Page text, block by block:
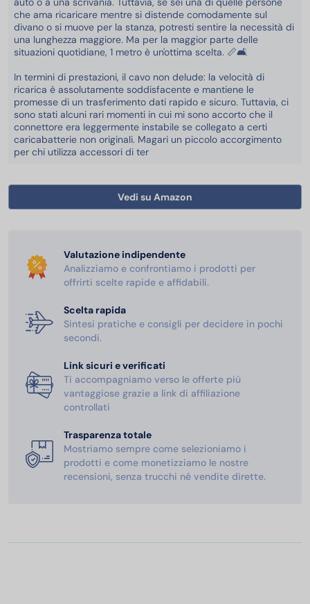
che ama ricaricare mentre si distende comodamente sul
divano o si muove per la stanza, potresti sentire la necessità di
una lunghezza maggiore. Ma per la maggior parte delle
situazioni quotidiane, 1 metro è un'ottima scelta. 📏🛋️
In termini di prestazioni, il cavo non delude: la velocità di
ricarica è assolutamente soddisfacente e mantiene le
promesse di un trasferimento dati rapido e sicuro. Tuttavia, ci
sono stati alcuni rari momenti in cui mi sono accorto che il
connettore era leggermente instabile se collegato a certi
caricabatterie non originali. Magari un piccolo accorgimento
per chi utilizza accessori di ter
Vedi su Amazon
Valutazione indipendente
Analizziamo e confrontiamo i prodotti per
offrirti scelte rapide e affidabili.
Scelta rapida
Sintesi pratiche e consigli per decidere in pochi
secondi.
Link sicuri e verificati
Ti accompagniamo verso le offerte più
vantaggiose grazie a link di affiliazione
controllati
Trasparenza totale
Mostriamo sempre come selezioniamo i
prodotti e come monetizziamo le nostre
recensioni, senza trucchi né vendite dirette.